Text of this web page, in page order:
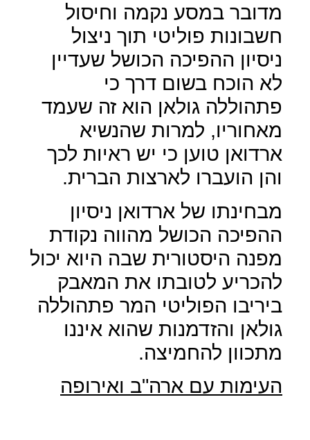
מדובר במסע נקמה וחיסול
חשבונות פוליטי תוך ניצול
ניסיון ההפיכה הכושל שעדיין
לא הוכח בשום דרך כי
פתהוללה גולאן הוא זה שעמד
מאחוריו, למרות שהנשיא
ארדואן טוען כי יש ראיות לכך
והן הועברו לארצות הברית.
מבחינתו של ארדואן ניסיון
ההפיכה הכושל מהווה נקודת
מפנה היסטורית שבה היוא יכול
להכריע לטובתו את המאבק
ביריבו הפוליטי המר פתהוללה
גולאן והזדמנות שהוא איננו
מתכוון להחמיצה.
העימות עם ארה"ב ואירופה